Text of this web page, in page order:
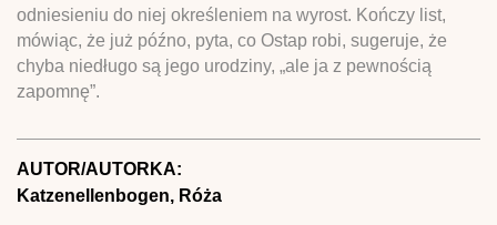
odniesieniu do niej określeniem na wyrost. Kończy list,
mówiąc, że już późno, pyta, co Ostap robi, sugeruje, że
chyba niedługo są jego urodziny, „ale ja z pewnością
zapomnę”.
AUTOR/AUTORKA:
Katzenellenbogen, Róża